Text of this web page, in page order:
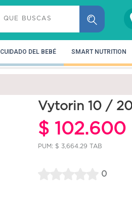
CUIDADO DEL BEBÉ SMART NUTRITION
Vytorin 10 /
$ 102.600
PUM: $ 3,664.29 TAB
0